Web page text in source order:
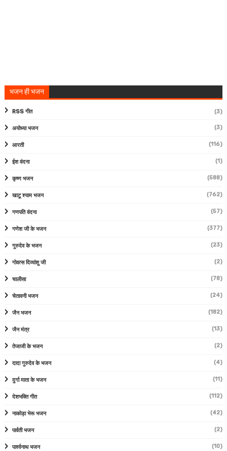
भजन ही भजन
RSS गीत (3)
अयोध्या भजन (3)
आरती (116)
ईश वंदना (1)
कृष्ण भजन (588)
खाटू श्याम भजन (762)
गणपति वंदना (57)
गणेश जी के भजन (377)
गुरुदेव के भजन (23)
गोवत्स दिव्यांशु जी (2)
चालीसा (78)
चेतावनी भजन (24)
जैन भजन (182)
जैन मंत्र (13)
तेजाजी के भजन (2)
दादा गुरुदेव के भजन (4)
दुर्गा माता के भजन (11)
देशभक्ति गीत (112)
नाकोड़ा भेरू भजन (42)
पार्वती भजन (2)
पार्श्वनाथ भजन (10)